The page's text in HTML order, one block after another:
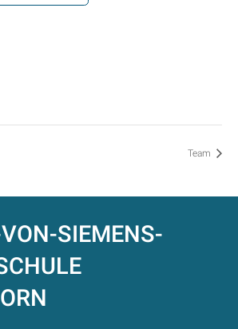
Team
SIEMENS-